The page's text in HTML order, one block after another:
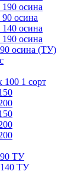
осина
90 осина
осина
осина
осина (ТУ)
100 1 сорт
90 ТУ
ТУ